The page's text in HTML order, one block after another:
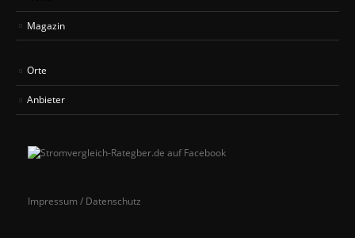
Magazin
Orte
Anbieter
Impressum / Datenschutz